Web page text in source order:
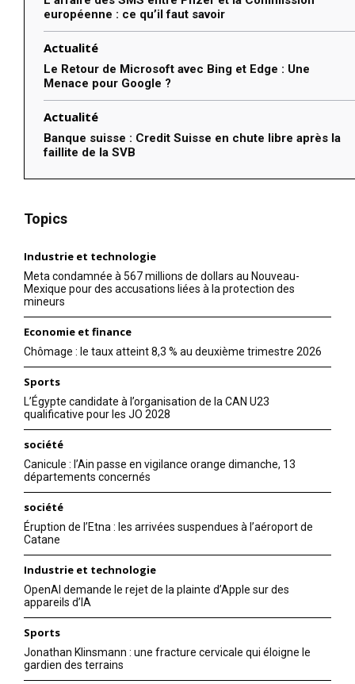
européenne : ce qu’il faut savoir
Actualité
Le Retour de Microsoft avec Bing et Edge : Une
Menace pour Google ?
Actualité
Banque suisse : Credit Suisse en chute libre après la
faillite de la SVB
Topics
Industrie et technologie
Meta condamnée à 567 millions de dollars au Nouveau-
Mexique pour des accusations liées à la protection des
mineurs
Economie et finance
Chômage : le taux atteint 8,3 % au deuxième trimestre 2026
Sports
L’Égypte candidate à l’organisation de la CAN U23
qualificative pour les JO 2028
société
Canicule : l’Ain passe en vigilance orange dimanche, 13
départements concernés
société
Éruption de l’Etna : les arrivées suspendues à l’aéroport de
Catane
Industrie et technologie
OpenAI demande le rejet de la plainte d’Apple sur des
appareils d’IA
Sports
Jonathan Klinsmann : une fracture cervicale qui éloigne le
gardien des terrains